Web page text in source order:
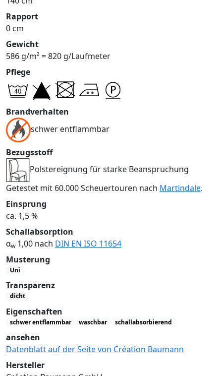
Rapport
0 cm
Gewicht
586 g/m² = 820 g/Laufmeter
Pflege
Brandverhalten
schwer entflammbar
Bezugsstoff
Polstereignung für starke Beanspruchung
Getestet mit 60.000 Scheuertouren nach Martindale.
Einsprung
ca. 1,5 %
Schallabsorption
αw1,00 nach DIN EN ISO 11654
Musterung
Uni
Transparenz
dicht
Eigenschaften
schwer entflammbar waschbar schallabsorbierend
ansehen
Datenblatt auf der Seite von Création Baumann
Hersteller